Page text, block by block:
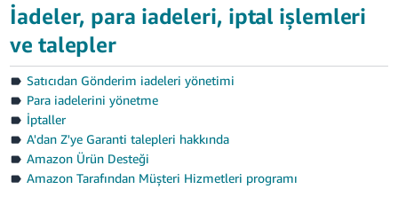
İadeler, para iadeleri, iptal işlemleri
ve talepler
Satıcıdan Gönderim iadeleri yönetimi
Para iadelerini yönetme
İptaller
A'dan Z'ye Garanti talepleri hakkında
Amazon Ürün Desteği
Amazon Tarafından Müşteri Hizmetleri programı